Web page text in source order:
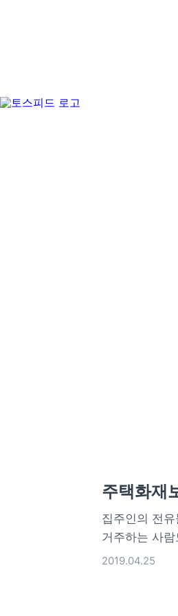
주택화재
집주인의 전
거주하는 사
2019.04.25